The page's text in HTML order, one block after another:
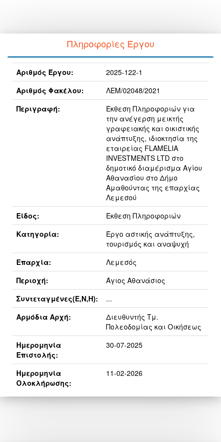
Πληροφορίες Έργου
Αριθμός Έργου:
2025-122-1
Αριθμός Φακέλου:
ΛΕΜ/02048/2021
Περιγραφή:
Έκθεση Πληροφοριών για
την ανέγερση μεικτής
γραφειακής και οικιστικής
ανάπτυξης, ιδιοκτησία της
εταιρείας FLAMELIA
INVESTMENTS LTD στο
δημοτικό διαμέρισμα Αγίου
Αθανασίου στο Δήμο
Αμαθούντας της επαρχίας
Λεμεσού
Είδος:
Έκθεση Πληροφοριών
Κατηγορία:
Έργο αστικής ανάπτυξης,
τουρισμός και αναψυχή
Επαρχία:
Λεμεσός
Περιοχή:
Άγιος Αθανάσιος
Συντεταγμένες(E,N,H):
...
Αρμόδια Αρχή:
Διευθυντής Τμ.
Πολεοδομίας και Οικήσεως
Ημερομηνία
Επιστολής:
30-07-2025
Ημερομηνία
Ολοκλήρωσης:
11-02-2026